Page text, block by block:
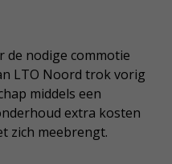
de nodige commotie
LTO Noord trok vorig
middels een
extra kosten
zich meebrengt.